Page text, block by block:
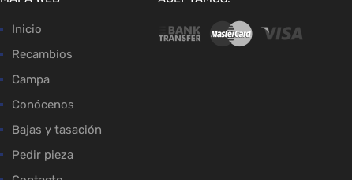
Inicio
Recambios
Campa
Conócenos
Bajas y tasación
Pedir pieza